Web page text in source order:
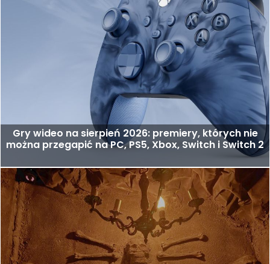
Gry wideo na sierpień 2026: premiery, których nie
można przegapić na PC, PS5, Xbox, Switch i Switch 2